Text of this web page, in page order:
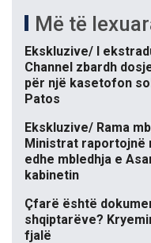
Më të
Ekskluzive/ I
Channel zbardh
për një kasetofon
Patos
Ekskluzive/ Rama
Ministrat raportojnë
edhe mbledhja e
kabinetin
Çfarë është
shqiptarëve?
fjalë